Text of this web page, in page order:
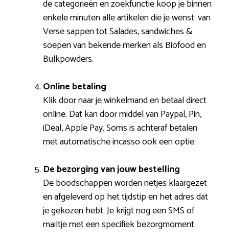
de categorieën en zoekfunctie koop je binnen
enkele minuten alle artikelen die je wenst: van
Verse sappen tot Salades, sandwiches &
soepen van bekende merken als Biofood en
Bulkpowders.
Online betaling
Klik door naar je winkelmand en betaal direct
online. Dat kan door middel van Paypal, Pin,
iDeal, Apple Pay. Soms is achteraf betalen
met automatische incasso ook een optie.
De bezorging van jouw bestelling
De boodschappen worden netjes klaargezet
en afgeleverd op het tijdstip en het adres dat
je gekozen hebt. Je krijgt nog een SMS of
mailtje met een specifiek bezorgmoment.